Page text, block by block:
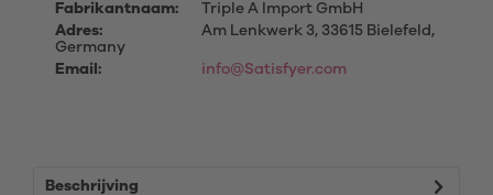
Fabrikantnaam:
Triple A Import GmbH
Adres:
Am Lenkwerk 3, 33615 Bielefeld,
Germany
Email:
info@Satisfyer.com
Beschrijving